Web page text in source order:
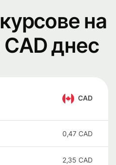
на
днес
CAD
0,47 CAD
2,35 CAD